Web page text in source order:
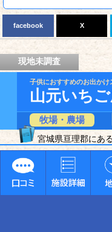
facebook X
現地未調査
子供におすすめのお出かけ
山元いちご
牧場・農場
宮城県亘理郡にあ